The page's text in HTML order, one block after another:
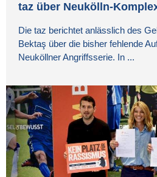
taz über Neukölln-
Die taz berichtet anlässlich des
Bektaş über die bisher fehlende
Neuköllner Angriffsserie. In ...